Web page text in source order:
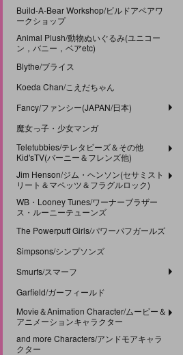
Build-A-Bear Workshop/ビルドアベアワ
ークショップ
Animal Plush/動物ぬいぐるみ(ユニコー
ン，バニー，ベアetc)
Blythe/ブライス
Koeda Chan/こえだちゃん
Fancy/ファンシー(JAPAN/日本)
魔女っ子・少女マンガ
Teletubbies/テレタビーズ＆その他
Kid'sTV(バーニー＆フレンズ他)
Jim Henson/ジム・ヘンソン(セサミスト
リート＆マペッツ＆フラグルロック)
WB・Looney Tunes/ワーナーブラザー
ス・ルーニーテューンズ
The Powerpuff Girls/パワーパフガールズ
Simpsons/シンプソンズ
Smurfs/スマーフ
Garfield/ガーフィールド
Movie＆Animation Character/ムービー＆
アニメーションキャラクター
and more Characters/アンドモアキャラ
クター